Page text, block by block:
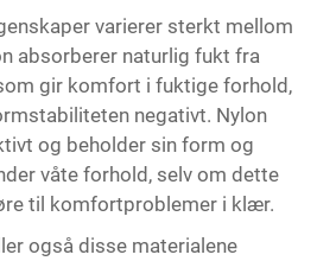
varierer sterkt mellom
absorberer naturlig fukt fra
gir komfort i fuktige forhold,
negativt. Nylon
og beholder sin form og
våte forhold, selv om dette
til komfortproblemer i klær.
også disse materialene